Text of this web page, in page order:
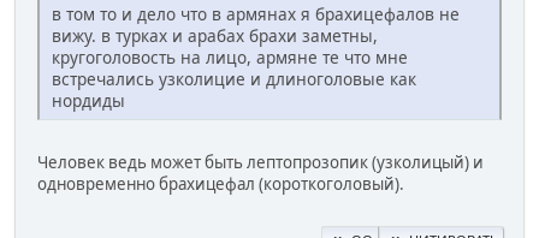
в том то и дело что в армянах я брахицефалов не
вижу. в турках и арабах брахи заметны,
кругоголовость на лицо, армяне те что мне
встречались узколицие и длиноголовые как
нордиды
Человек ведь может быть лептопрозопик (узколицый) и
одновременно брахицефал (короткоголовый).